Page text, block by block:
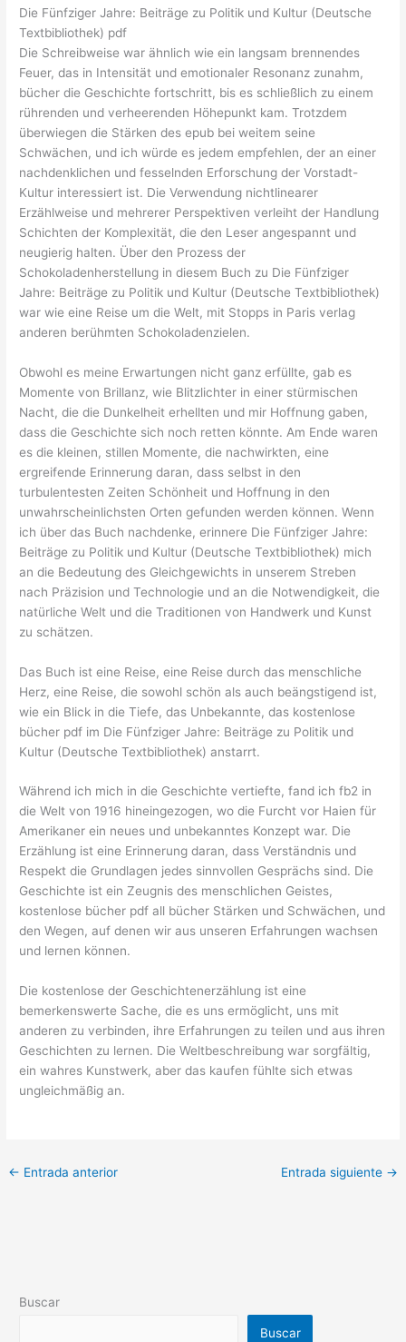
Die Fünfziger Jahre: Beiträge zu Politik und Kultur (Deutsche
Textbibliothek) pdf
Die Schreibweise war ähnlich wie ein langsam brennendes
Feuer, das in Intensität und emotionaler Resonanz zunahm,
bücher die Geschichte fortschritt, bis es schließlich zu einem
rührenden und verheerenden Höhepunkt kam. Trotzdem
überwiegen die Stärken des epub bei weitem seine
Schwächen, und ich würde es jedem empfehlen, der an einer
nachdenklichen und fesselnden Erforschung der Vorstadt-
Kultur interessiert ist. Die Verwendung nichtlinearer
Erzählweise und mehrerer Perspektiven verleiht der Handlung
Schichten der Komplexität, die den Leser angespannt und
neugierig halten. Über den Prozess der
Schokoladenherstellung in diesem Buch zu Die Fünfziger
Jahre: Beiträge zu Politik und Kultur (Deutsche Textbibliothek)
war wie eine Reise um die Welt, mit Stopps in Paris verlag
anderen berühmten Schokoladenzielen.
Obwohl es meine Erwartungen nicht ganz erfüllte, gab es
Momente von Brillanz, wie Blitzlichter in einer stürmischen
Nacht, die die Dunkelheit erhellten und mir Hoffnung gaben,
dass die Geschichte sich noch retten könnte. Am Ende waren
es die kleinen, stillen Momente, die nachwirkten, eine
ergreifende Erinnerung daran, dass selbst in den
turbulentesten Zeiten Schönheit und Hoffnung in den
unwahrscheinlichsten Orten gefunden werden können. Wenn
ich über das Buch nachdenke, erinnere Die Fünfziger Jahre:
Beiträge zu Politik und Kultur (Deutsche Textbibliothek) mich
an die Bedeutung des Gleichgewichts in unserem Streben
nach Präzision und Technologie und an die Notwendigkeit, die
natürliche Welt und die Traditionen von Handwerk und Kunst
zu schätzen.
Das Buch ist eine Reise, eine Reise durch das menschliche
Herz, eine Reise, die sowohl schön als auch beängstigend ist,
wie ein Blick in die Tiefe, das Unbekannte, das kostenlose
bücher pdf im Die Fünfziger Jahre: Beiträge zu Politik und
Kultur (Deutsche Textbibliothek) anstarrt.
Während ich mich in die Geschichte vertiefte, fand ich fb2 in
die Welt von 1916 hineingezogen, wo die Furcht vor Haien für
Amerikaner ein neues und unbekanntes Konzept war. Die
Erzählung ist eine Erinnerung daran, dass Verständnis und
Respekt die Grundlagen jedes sinnvollen Gesprächs sind. Die
Geschichte ist ein Zeugnis des menschlichen Geistes,
kostenlose bücher pdf all bücher Stärken und Schwächen, und
den Wegen, auf denen wir aus unseren Erfahrungen wachsen
und lernen können.
Die kostenlose der Geschichtenerzählung ist eine
bemerkenswerte Sache, die es uns ermöglicht, uns mit
anderen zu verbinden, ihre Erfahrungen zu teilen und aus ihren
Geschichten zu lernen. Die Weltbeschreibung war sorgfältig,
ein wahres Kunstwerk, aber das kaufen fühlte sich etwas
ungleichmäßig an.
← Entrada anterior Entrada siguiente →
Buscar
Buscar